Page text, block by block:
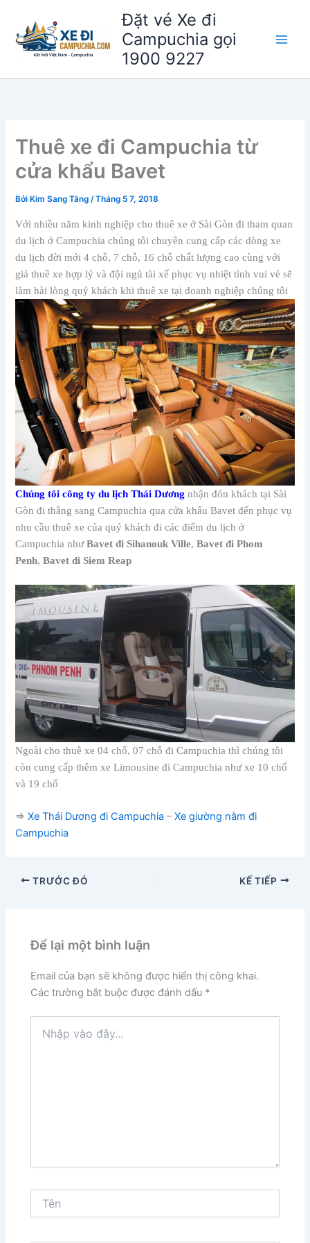
Đặt vé Xe đi
Campuchia gọi
1900 9227
Thuê xe đi Campuchia từ
cửa khẩu Bavet
Bởi Kim Sang Tăng/Tháng 5 7, 2018
Với nhiều năm kinh nghiệp cho thuê xe ở Sài Gòn đi tham quan
du lịch ở Campuchia chúng tôi chuyên cung cấp các dòng xe
du lịch đời mới 4 chỗ, 7 chỗ, 16 chỗ chất lượng cao cùng với
giá thuê xe hợp lý và đội ngủ tài xế phục vụ nhiệt tình vui vẻ sẽ
làm hài lòng quý khách khi thuê xe tại doanh nghiệp chúng tôi
Chúng tôi công ty du lịch Thái Dương nhận đón khách tại Sài
Gòn đi thằng sang Campuchia qua cửa khẩu Bavet đến phục vụ
nhu cầu thuê xe của quý khách đi các điểm du lịch ở
Campuchia nhưBavetđi Sihanouk Ville,Bavet đi Phom
Penh,Bavet đi Siem Reap
Ngoài cho thuê xe 04 chổ, 07 chỗ đi Campuchia thì chúng tôi
còn cung cấp thêm xe Limousine đi Campuchia như xe 10 chổ
và 19 chổ
=>Xe Thái Dương đi Campuchia –Xe giường nằm đi
Campuchia
TRƯỚC ĐÓ KẾ TIẾP
Để lại một bình luận
Email của bạn sẽ không được hiển thị công khai.
Các trường bắt buộc được đánh dấu *
vào